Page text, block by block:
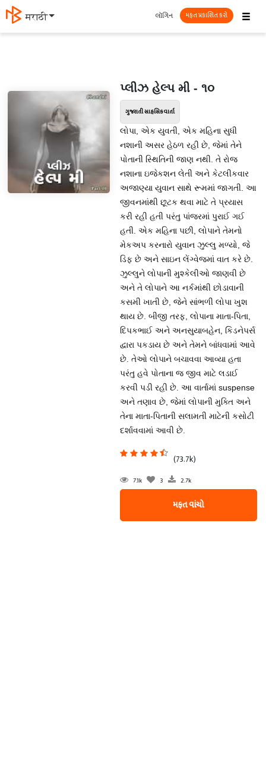
मराठी ☰
લૉગિન મફત પ્રકાશિત કરો
પ્લીઝ હેલ્પ મી - ૧૦
ગુજરાતી સાહસિક વાર્તા
લોપા, એક યુવતી, એક મહિના સુધી
નશાની અસર હેઠળ રહી છે, જેમાં તેને
પોતાની સ્થિતિની જાણ નથી. તે રોજ
નશાના ઇજેકશન લેતી અને કેટલીકવાર
અજાણ્યા યુવાન સાથે રૂમમાં જાગતી. આ
જીવનમાંથી છૂટક થવા માટે તે પ્રયાસ
કરી રહી હતી પરંતુ પાંજરમાં પુરાઈ ગઈ
હતી. એક મહિના પછી, લોપાને તેમનો
મેકઅપ કરનારો યુવાન ઝુલ્લુ મળ્યો, જે
ડિફ છે અને સાઇન લેંગ્વેજમાં વાત કરે છે.
ઝુલ્લુને લોપાની મુશ્કેલીઓ જાણવી છે
અને તે લોપાને આ નર્કમાંથી છોડાવાની
કસમી ખાતી છે, જેને સાંભળી લોપા ખુશ
થાય છે. બીજી તરફ, લોપાના માતા-પિતા,
દિપકભાઈ અને અનસુયાબહેન, કિડનેપર્સ
દ્વારા પકડાય છે અને તેમને બાંધવામાં આવે
છે. તેઓ લોપાને બચાવવા આવ્યા હતા
પરંતુ હવે પોતાના જ જીવ માટે લડાઈ
કરવી પડી રહી છે. આ વાર્તામાં suspense
અને તણાવ છે, જેમાં લોપાની મુક્તિ અને
તેના માતા-પિતાની સલામતી માટેની કસોટી
દર્શાવવામાં આવી છે.
(73.7k)
7.1k 3 2.7k
મફત વાંચો